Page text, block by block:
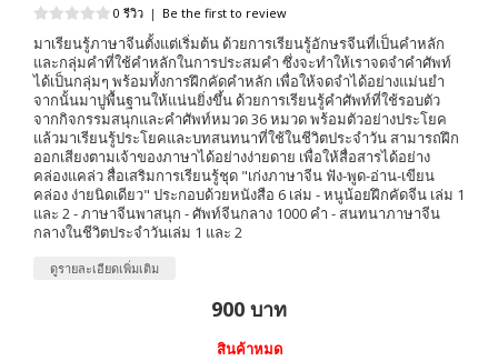
0 รีวิว | Be the first to review
มาเรียนรู้ภาษาจีนตั้งแต่เริ่มต้น ด้วยการเรียนรู้อักษรจีนที่เป็นคำหลัก
และกลุ่มคำที่ใช้คำหลักในการประสมคำ ซึ่งจะทำให้เราจดจำคำศัพท์
ได้เป็นกลุ่มๆ พร้อมทั้งการฝึกคัดคำหลัก เพื่อให้จดจำได้อย่างแม่นยำ
จากนั้นมาปูพื้นฐานให้แน่นยิ่งขึ้น ด้วยการเรียนรู้คำศัพท์ที่ใช้รอบตัว
จากกิจกรรมสนุกและคำศัพท์หมวด 36 หมวด พร้อมตัวอย่างประโยค
แล้วมาเรียนรู้ประโยคและบทสนทนาที่ใช้ในชีวิตประจำวัน สามารถฝึก
ออกเสียงตามเจ้าของภาษาได้อย่างง่ายดาย เพื่อให้สื่อสารได้อย่าง
คล่องแคล่ว สื่อเสริมการเรียนรู้ชุด "เก่งภาษาจีน ฟัง-พูด-อ่าน-เขียน
คล่อง ง่ายนิดเดียว" ประกอบด้วยหนังสือ 6 เล่ม - หนูน้อยฝึกคัดจีน เล่ม 1
และ 2 - ภาษาจีนพาสนุก - ศัพท์จีนกลาง 1000 คำ - สนทนาภาษาจีน
กลางในชีวิตประจำวันเล่ม 1 และ 2
ดูรายละเอียดเพิ่มเติม
900 บาท
สินค้าหมด